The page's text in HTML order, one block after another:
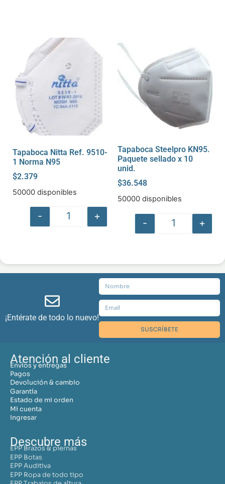
Tapaboca Nitta Ref. 9510-
1 Norma N95
$2.379
50000 disponibles
- +
Tapaboca Steelpro KN95.
Paquete sellado x 10
unid.
$36.548
50000 disponibles
- +
¡Entérate de todo lo nuevo!
SUSCRÍBETE
Atención al cliente
Envíos y entregas
Pagos
Devolución & cambio
Garantía
Estado de mi orden
Mi cuenta
Ingresar
Descubre más
EPP Brazos & piernas
EPP Botas
EPP Auditiva
EPP Ropa de todo tipo